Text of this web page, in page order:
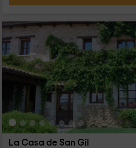
La Casa de San Gil